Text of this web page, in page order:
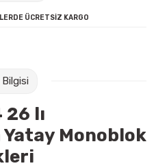
Sümen Takımları
Zımba Tel Sökücüleri
Zımba Telleri
Beslenme Çantaları
Cam Boyaları
Ebru Boyaları
ÜCRETSİZ KARGO
lı
Yatay Monoblok